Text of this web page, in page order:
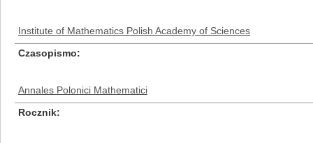
Institute of Mathematics Polish Academy of Sciences
Czasopismo
Annales Polonici Mathematici
Rocznik